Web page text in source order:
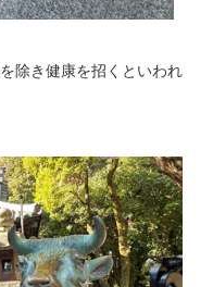
除き健康を招くといわれ